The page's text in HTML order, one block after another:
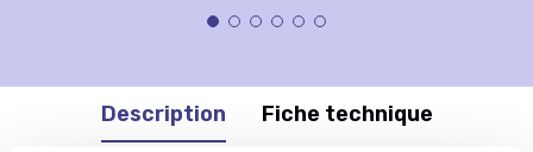
Description Fiche technique